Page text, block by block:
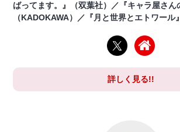
ばってます。』（双葉社）／『キャラ屋さん
（KADOKAWA）／『月と世界とエトワール
詳しく見る!!